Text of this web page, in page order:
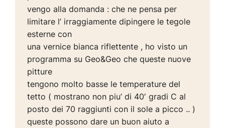
vengo alla domanda : che ne pensa per
limitare l’ irraggiamente dipingere le tegole
esterne con
una vernice bianca riflettente , ho visto un
programma su Geo&Geo che queste nuove
pitture
tengono molto basse le temperature del
tetto ( mostrano non piu’ di 40′ gradi C al
posto dei 70 raggiunti con il sole a picco .. )
queste possono dare un buon aiuto a